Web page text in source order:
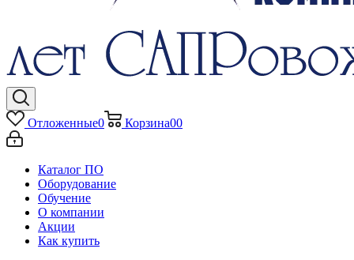
Отложенные0 Корзина00
Каталог ПО
Оборудование
Обучение
О компании
Акции
Как купить